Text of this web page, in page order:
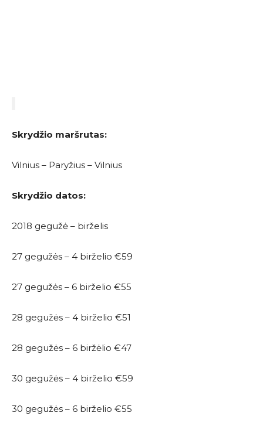
Skrydžio maršrutas:
Vilnius – Paryžius – Vilnius
Skrydžio datos:
2018 gegužė – birželis
27 gegužės – 4 birželio €59
27 gegužės – 6 birželio €55
28 gegužės – 4 birželio €51
28 gegužės – 6 biržėlio €47
30 gegužės – 4 birželio €59
30 gegužės – 6 birželio €55